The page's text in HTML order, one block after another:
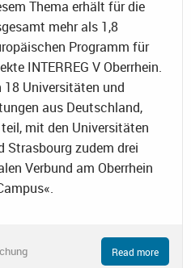
Thema erhält für die
mehr als 1,8
Programm für
INTERREG V Oberrhein.
18 Universitäten und
aus Deutschland,
mit den Universitäten
Strasbourg zudem drei
Verbund am Oberrhein
Read more